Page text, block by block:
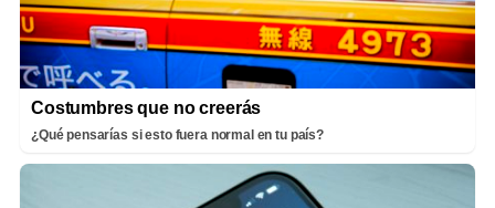
Costumbres que no creerás
¿Qué pensarías si esto fuera normal en tu país?